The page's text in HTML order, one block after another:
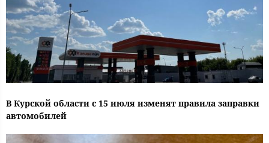
В Курской области с 15 июля изменят правила заправки
автомобилей